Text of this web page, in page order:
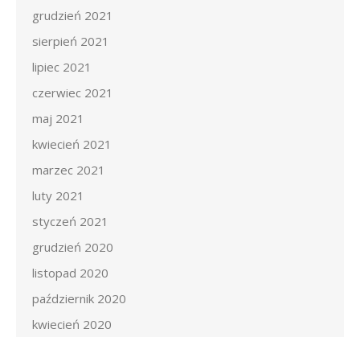
grudzień 2021
sierpień 2021
lipiec 2021
czerwiec 2021
maj 2021
kwiecień 2021
marzec 2021
luty 2021
styczeń 2021
grudzień 2020
listopad 2020
październik 2020
kwiecień 2020